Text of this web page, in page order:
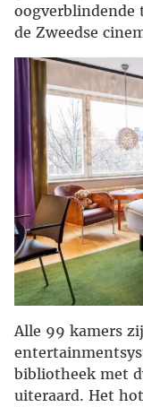
de Zweedse
Alle 99 kamers
bibliotheek met
uiteraard. Het